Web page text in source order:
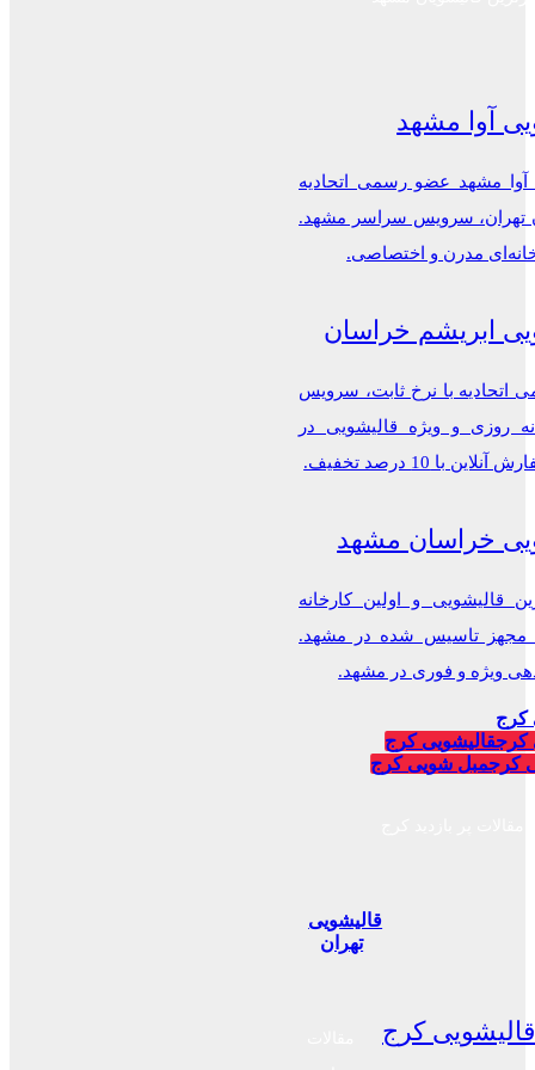
آوا مشهد
آوا مشهد عضو رسمی اتحادیه
تهران، سرویس سراسر مشهد.
مدرن و اختصاصی.
ابریشم خراسان
اتحادیه با نرخ ثابت، سرویس
روزی و ویژه قالیشویی در
با 10 درصد تخفیف.
خراسان مشهد
قالیشویی و اولین کارخانه
مجهز تاسیس شده در مشهد.
ویژه و فوری در مشهد.
کرج
کرجقالیشویی کرج
کرجمبل شویی کرج
کرج
قالیشویی
تهران